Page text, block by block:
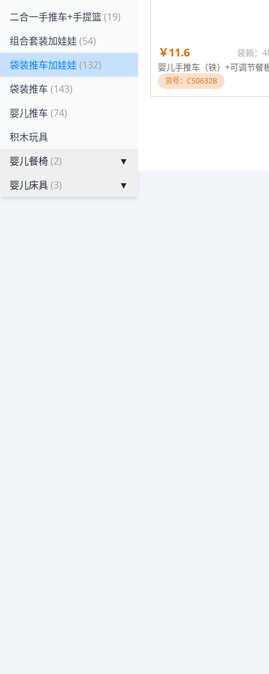
二合一手推车+手提篮 (19)
组合套装加娃娃 (54)
袋装推车加娃娃 (132)
袋装推车 (143)
婴儿推车 (74)
积木玩具
婴儿餐椅(2)
▼
婴儿床具(3) ▼
￥11.6 装箱：
货号：CS0632B